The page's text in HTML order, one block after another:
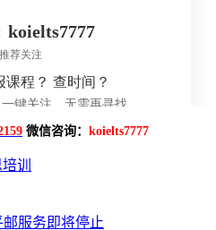
微信咨询： koielts7777
训
服务即将停止